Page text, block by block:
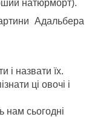
натюрморт).
Адальбера
і назвати їх.
ці овочі і
сьогодні